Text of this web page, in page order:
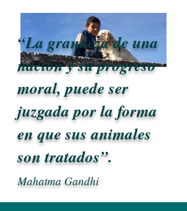
“La grandeza de una
nación y su progreso
moral, puede ser
juzgada por la forma
en que sus animales
son tratados”.
Mahatma Gandhi